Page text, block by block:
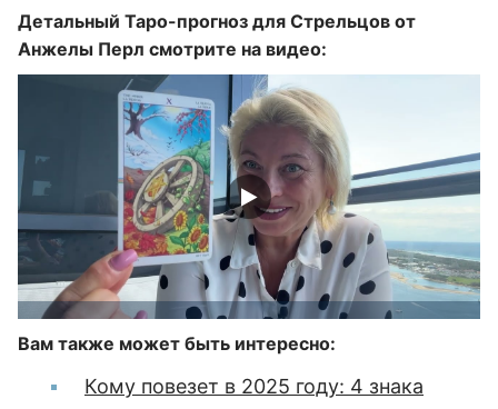
Детальный Таро-прогноз для Стрельцов от
Анжелы Перл смотрите на видео:
Вам также может быть интересно:
Кому повезет в 2025 году: 4 знака